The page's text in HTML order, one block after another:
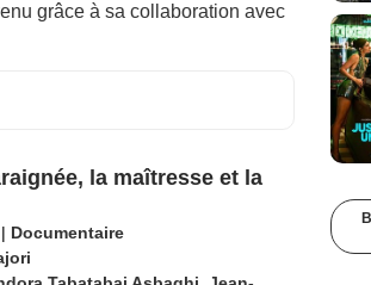
grâce à sa collaboration avec
la maîtresse et la
| Documentaire